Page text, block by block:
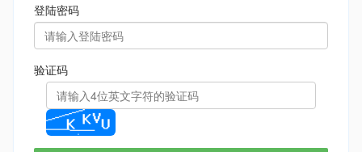
登陆密码
验证码